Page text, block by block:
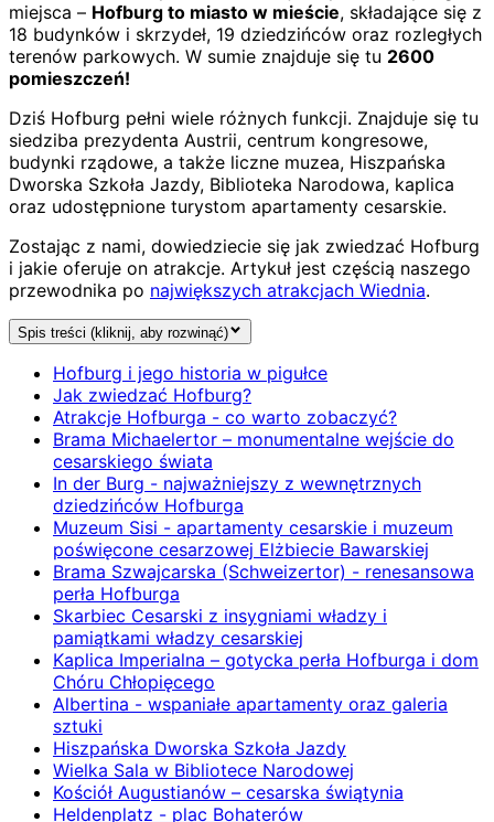
miejsca – Hofburg to miasto w mieście, składające się z
18 budynków i skrzydeł, 19 dziedzińców oraz rozległych
terenów parkowych. W sumie znajduje się tu 2600
pomieszczeń!
Dziś Hofburg pełni wiele różnych funkcji. Znajduje się tu
siedziba prezydenta Austrii, centrum kongresowe,
budynki rządowe, a także liczne muzea, Hiszpańska
Dworska Szkoła Jazdy, Biblioteka Narodowa, kaplica
oraz udostępnione turystom apartamenty cesarskie.
Zostając z nami, dowiedziecie się jak zwiedzać Hofburg
i jakie oferuje on atrakcje. Artykuł jest częścią naszego
przewodnika po największych atrakcjach Wiednia.
Spis treści (kliknij, aby rozwinąć)
Hofburg i jego historia w pigułce
Jak zwiedzać Hofburg?
Atrakcje Hofburga - co warto zobaczyć?
Brama Michaelertor – monumentalne wejście do
cesarskiego świata
In der Burg - najważniejszy z wewnętrznych
dziedzińców Hofburga
Muzeum Sisi - apartamenty cesarskie i muzeum
poświęcone cesarzowej Elżbiecie Bawarskiej
Brama Szwajcarska (Schweizertor) - renesansowa
perła Hofburga
Skarbiec Cesarski z insygniami władzy i
pamiątkami władzy cesarskiej
Kaplica Imperialna – gotycka perła Hofburga i dom
Chóru Chłopięcego
Albertina - wspaniałe apartamenty oraz galeria
sztuki
Hiszpańska Dworska Szkoła Jazdy
Wielka Sala w Bibliotece Narodowej
Kościół Augustianów – cesarska świątynia
Heldenplatz - plac Bohaterów